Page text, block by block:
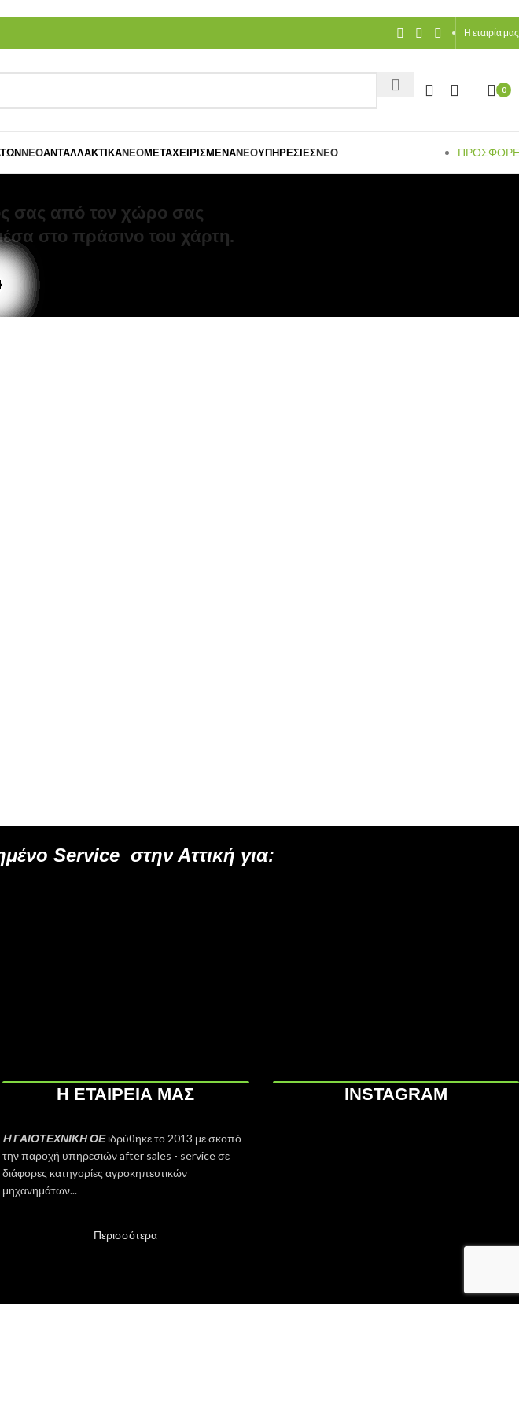
Η εταιρία μας
0
ΝΈΟΑΝΤΑΛΛΑΚΤΙΚΆΝΈΟΜΕΤΑΧΕΙΡΙΣΜΈΝΑΝΈΟΥΠΗΡΕΣΊΕΣΝΈΟ
σας από τον χώρο σας
στο πράσινο του χάρτη.
Serviceστην Αττική για:
Η ΕΤΑΙΡΕΙΑ ΜΑΣ
H ΓΑΙΟΤΕΧΝΙΚΗ ΟΕιδρύθηκε το 2013 με σκοπό
την παροχή υπηρεσιών after sales - service σε
διάφορες κατηγορίες αγροκηπευτικών
μηχανημάτων...
Περισσότερα
INSTAGRAM